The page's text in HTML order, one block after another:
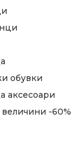
обувки
аксесоари
-60%